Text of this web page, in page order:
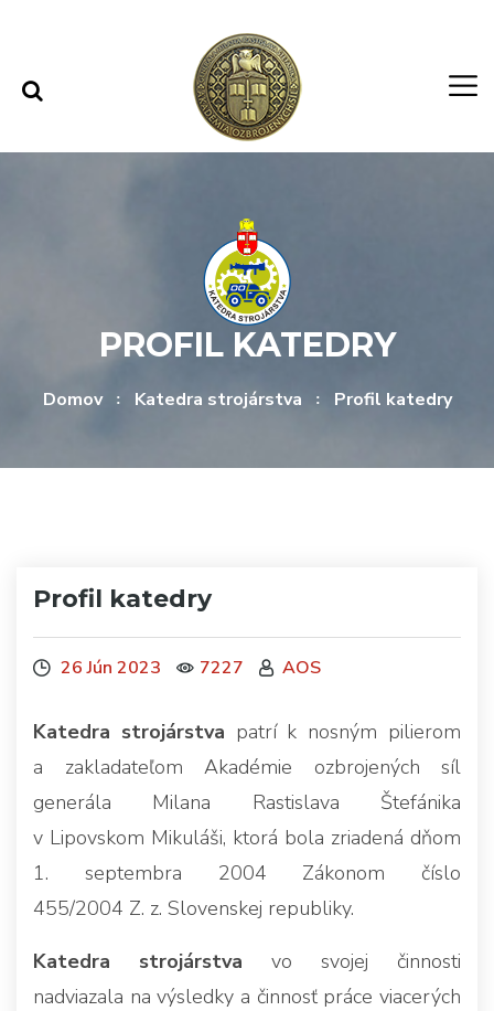
PROFIL KATEDRY
Domov Katedra strojárstva Profil katedry
Profil katedry
26 Jún 2023 7227 AOS
Katedra strojárstva patrí k nosným pilierom
a zakladateľom Akadémie ozbrojených síl
generála Milana Rastislava Štefánika
v Lipovskom Mikuláši, ktorá bola zriadená dňom
1. septembra 2004 Zákonom číslo
455/2004 Z. z. Slovenskej republiky.
Katedra strojárstva vo svojej činnosti
nadviazala na výsledky a činnosť práce viacerých